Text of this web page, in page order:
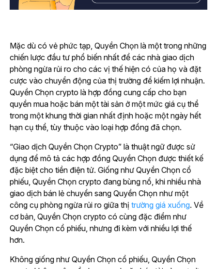
Mặc dù có vẻ phức tạp, Quyền Chọn là một trong những
chiến lược đầu tư phổ biến nhất để các nhà giao dịch
phòng ngừa rủi ro cho các vị thế hiện có của họ và đặt
cược vào chuyển động của thị trường để kiếm lợi nhuận.
Quyền Chọn crypto là hợp đồng cung cấp cho bạn
quyền mua hoặc bán một tài sản ở một mức giá cụ thể
trong một khung thời gian nhất định hoặc một ngày hết
hạn cụ thể, tùy thuộc vào loại hợp đồng đã chọn.
“Giao dịch Quyền Chọn Crypto” là thuật ngữ được sử
dụng để mô tả các hợp đồng Quyền Chọn được thiết kế
đặc biệt cho tiền điện tử. Giống như Quyền Chọn cổ
phiếu, Quyền Chọn crypto đang bùng nổ, khi nhiều nhà
giao dịch bán lẻ chuyển sang Quyền Chọn như một
công cụ phòng ngừa rủi ro giữa thị trường giá xuống. Về
cơ bản, Quyền Chọn crypto có cùng đặc điểm như
Quyền Chọn cổ phiếu, nhưng đi kèm với nhiều lợi thế
hơn.
Không giống như Quyền Chọn cổ phiếu, Quyền Chọn